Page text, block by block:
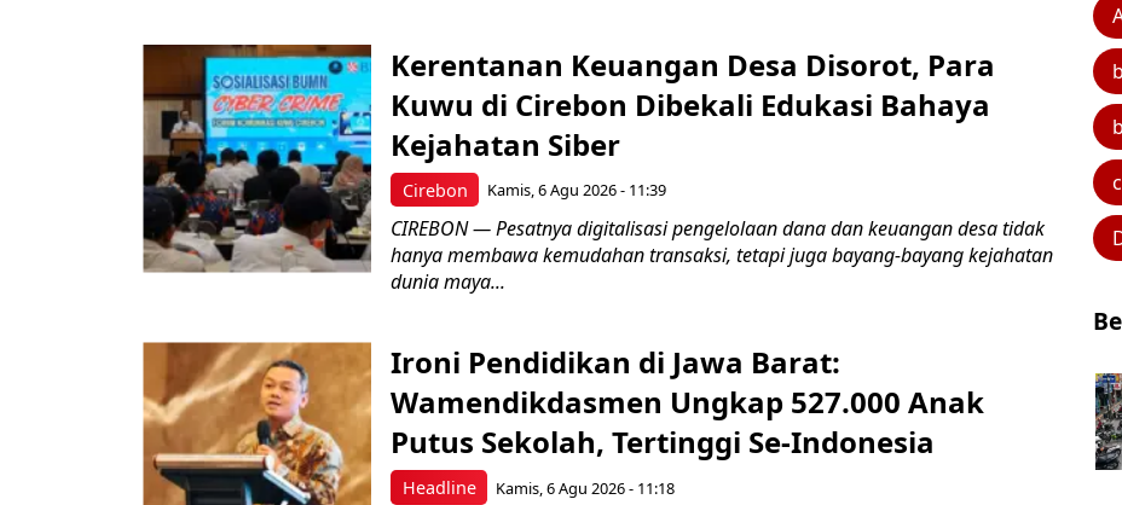
Cirebon
Kerentanan Keuangan Desa Disorot, Para
Kuwu di Cirebon Dibekali Edukasi Bahaya
Kejahatan Siber
Kamis, 6 Agu 2026 - 11:39
CIREBON — Pesatnya digitalisasi pengelolaan dana dan keuangan desa tidak
hanya membawa kemudahan transaksi, tetapi juga bayang-bayang kejahatan
dunia maya...
Headline
Ironi Pendidikan di Jawa Barat:
Wamendikdasmen Ungkap 527.000 Anak
Putus Sekolah, Tertinggi Se-Indonesia
Kamis, 6 Agu 2026 - 11:18